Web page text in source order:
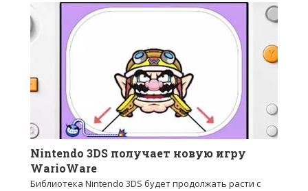
Nintendo 3DS получает новую игру
WarioWare
Библиотека Nintendo 3DS будет продолжать расти с